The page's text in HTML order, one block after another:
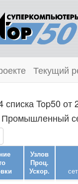
Текущий
Top50 от
Узлов
Проц.
Ускор.